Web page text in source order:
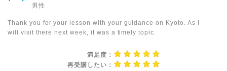
男性
Thank you for your lesson with your guidance on Kyoto. As I
will visit there next week, it was a timely topic.
満足度：
再受講したい：